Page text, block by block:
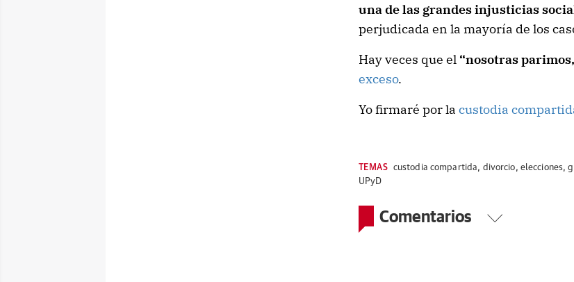
una de las grandes injusticias
perjudicada en la mayoría de los
Hay veces que el “nosotras
exceso.
Yo firmaré por la custodia
TEMAS custodia compartida, divorcio, elecciones,
UPyD
Comentarios